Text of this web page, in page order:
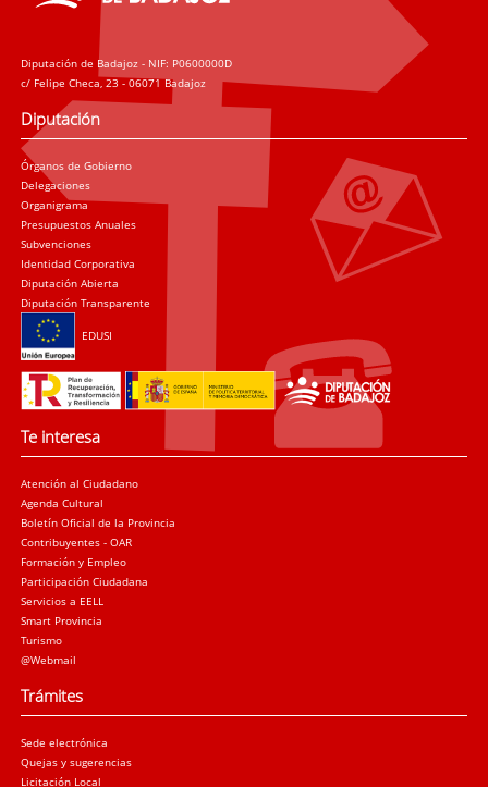
Diputación de Badajoz - NIF: P0600000D
c/ Felipe Checa, 23 - 06071 Badajoz
Diputación
Órganos de Gobierno
Delegaciones
Organigrama
Presupuestos Anuales
Subvenciones
Identidad Corporativa
Diputación Abierta
Diputación Transparente
EDUSI
Te interesa
Atención al Ciudadano
Agenda Cultural
Boletín Oficial de la Provincia
Contribuyentes - OAR
Formación y Empleo
Participación Ciudadana
Servicios a EELL
Smart Provincia
Turismo
@Webmail
Trámites
Sede electrónica
Quejas y sugerencias
Licitación Local